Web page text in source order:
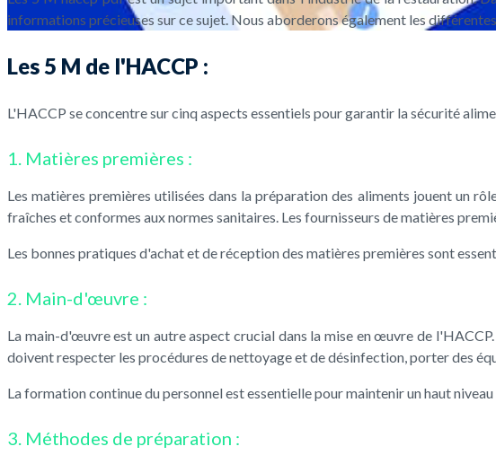
informations précieuses sur ce sujet. Nous aborderons également les
Les 5 M de l'HACCP :
L'HACCP se concentre sur cinq aspects essentiels pour garantir la sécurité
1. Matières premières :
Les matières premières utilisées dans la préparation des aliments jouent un
fraîches et conformes aux normes sanitaires. Les fournisseurs de matières
Les bonnes pratiques d'achat et de réception des matières premières sont
2. Main-d'œuvre :
La main-d'œuvre est un autre aspect crucial dans la mise en œuvre de
doivent respecter les procédures de nettoyage et de désinfection, porter des
La formation continue du personnel est essentielle pour maintenir un haut
3. Méthodes de préparation :